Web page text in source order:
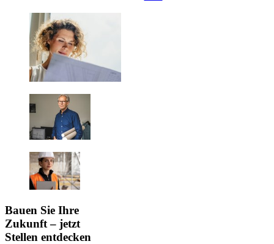
Bauen Sie Ihre
Zukunft – jetzt
Stellen entdecken